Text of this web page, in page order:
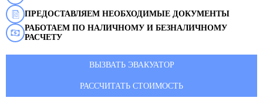
ПРЕДОСТАВЛЯЕМ НЕОБХОДИМЫЕ ДОКУМЕНТЫ
РАБОТАЕМ ПО НАЛИЧНОМУ И БЕЗНАЛИЧНОМУ
РАСЧЕТУ
ВЫЗВАТЬ ЭВАКУАТОР
РАССЧИТАТЬ СТОИМОСТЬ